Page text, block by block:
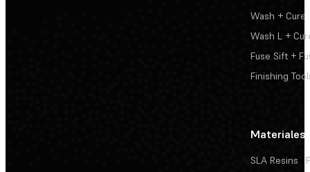
Wash + Cure
Wash L +
Fuse Sift +
Finishing
Materiales
SLA Resins